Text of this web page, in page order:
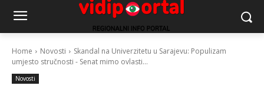
Home Novosti
Skandal na Univerzitetu u Sarajevu: Populizam
umjesto stručnosti - Senat mimo ovlasti...
Novosti